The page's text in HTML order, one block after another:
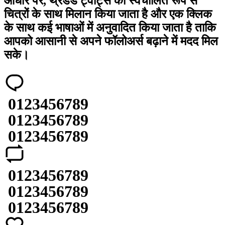
चित्रों के साथ मिलान किया जाता है और एक क्लिक
के साथ कई भाषाओं में अनुवादित किया जाता है ताकि
आपको आसानी से अपने फॉलोअर्स बढ़ाने में मदद मिल
सके।
0123456789
0123456789
0123456789
0123456789
0123456789
0123456789